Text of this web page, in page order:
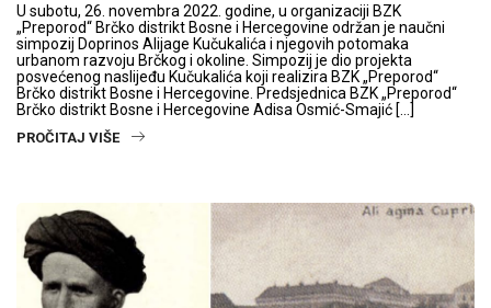
U subotu, 26. novembra 2022. godine, u organizaciji BZK
„Preporod“ Brčko distrikt Bosne i Hercegovine održan je naučni
simpozij Doprinos Alijage Kučukalića i njegovih potomaka
urbanom razvoju Brčkog i okoline. Simpozij je dio projekta
posvećenog naslijeđu Kučukalića koji realizira BZK „Preporod“
Brčko distrikt Bosne i Hercegovine. Predsjednica BZK „Preporod“
Brčko distrikt Bosne i Hercegovine Adisa Osmić-Smajić […]
PROČITAJ VIŠE